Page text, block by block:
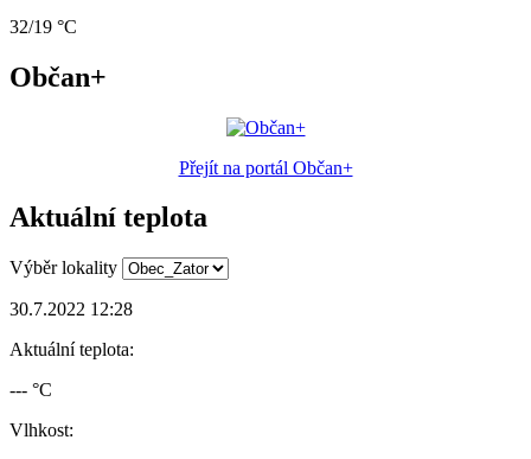
32/19 °C
Občan+
Přejít na portál Občan+
Aktuální teplota
Výběr lokality
30.7.2022 12:28
Aktuální teplota:
--- °C
Vlhkost: